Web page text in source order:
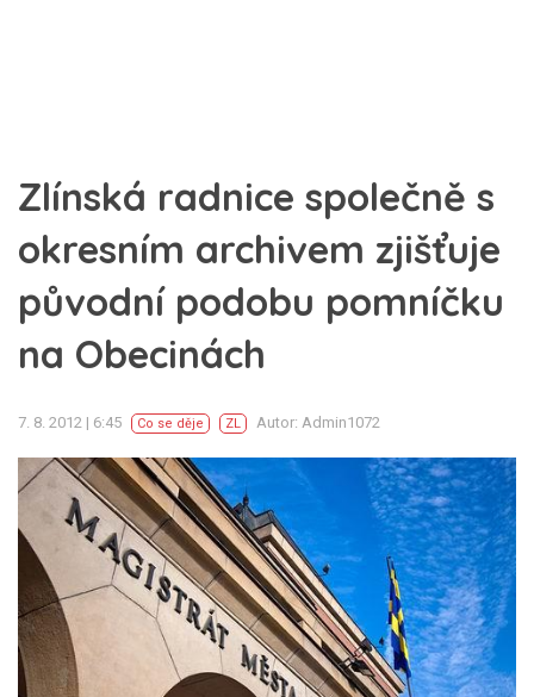
Zlínská radnice společně s
okresním archivem zjišťuje
původní podobu pomníčku
na Obecinách
7. 8. 2012 | 6:45 Co se děje ZL Autor: Admin1072